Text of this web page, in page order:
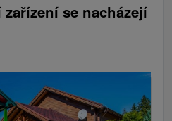
se nacházejí